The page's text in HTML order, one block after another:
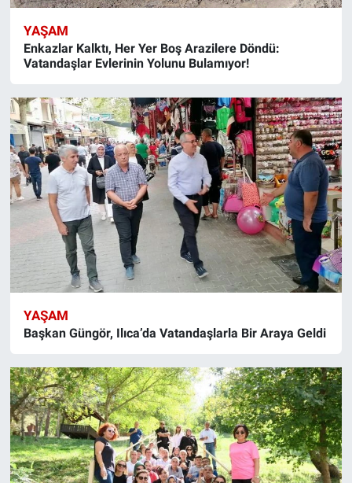
YAŞAM
Enkazlar Kalktı, Her Yer Boş Arazilere Döndü:
Vatandaşlar Evlerinin Yolunu Bulamıyor!
YAŞAM
Başkan Güngör, Ilıca’da Vatandaşlarla Bir Araya Geldi